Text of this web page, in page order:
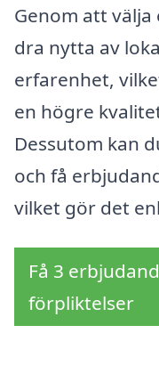
Genom att välja
dra nytta av
erfarenhet,
en högre
Dessutom kan
och få
vilket gör det
Få 3
förpliktelser